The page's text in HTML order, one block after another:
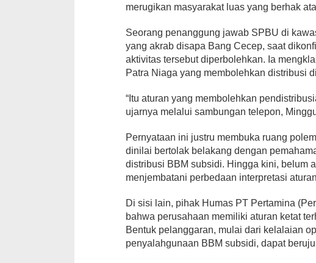
merugikan masyarakat luas yang berhak
Seorang penanggung jawab SPBU di
yang akrab disapa Bang Cecep, saat
aktivitas tersebut diperbolehkan. Ia
Patra Niaga yang membolehkan distribusi
“Itu aturan yang membolehkan
ujarnya melalui sambungan telepon,
Pernyataan ini justru membuka ruang
dinilai bertolak belakang dengan
distribusi BBM subsidi. Hingga kini, belum
menjembatani perbedaan interpretasi
Di sisi lain, pihak Humas PT Pertamina
bahwa perusahaan memiliki aturan ketat
Bentuk pelanggaran, mulai dari kelalaian
penyalahgunaan BBM subsidi, dapat